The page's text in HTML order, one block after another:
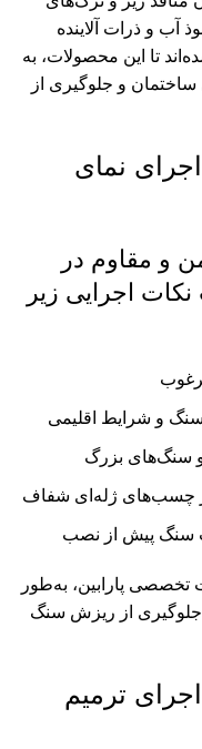
آب و ذرات آلاینده
تا این محصولات، به
ساختمان و جلوگیری از
نمای
و مقاوم در
اجرایی زیر
و شرایط اقلیمی
سنگ‌های بزرگ
از چسب‌های ژله‌ای شفاف
سنگ پیش از نصب
پارابین، به‌طور
از ریزش سنگ
ترمیم